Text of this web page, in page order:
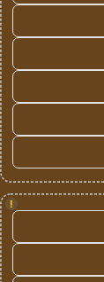
!